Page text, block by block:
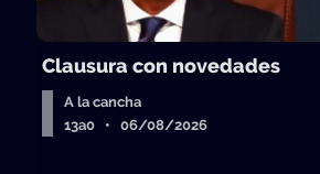
Clausura con novedades
A la cancha
13a0 • 06/08/2026